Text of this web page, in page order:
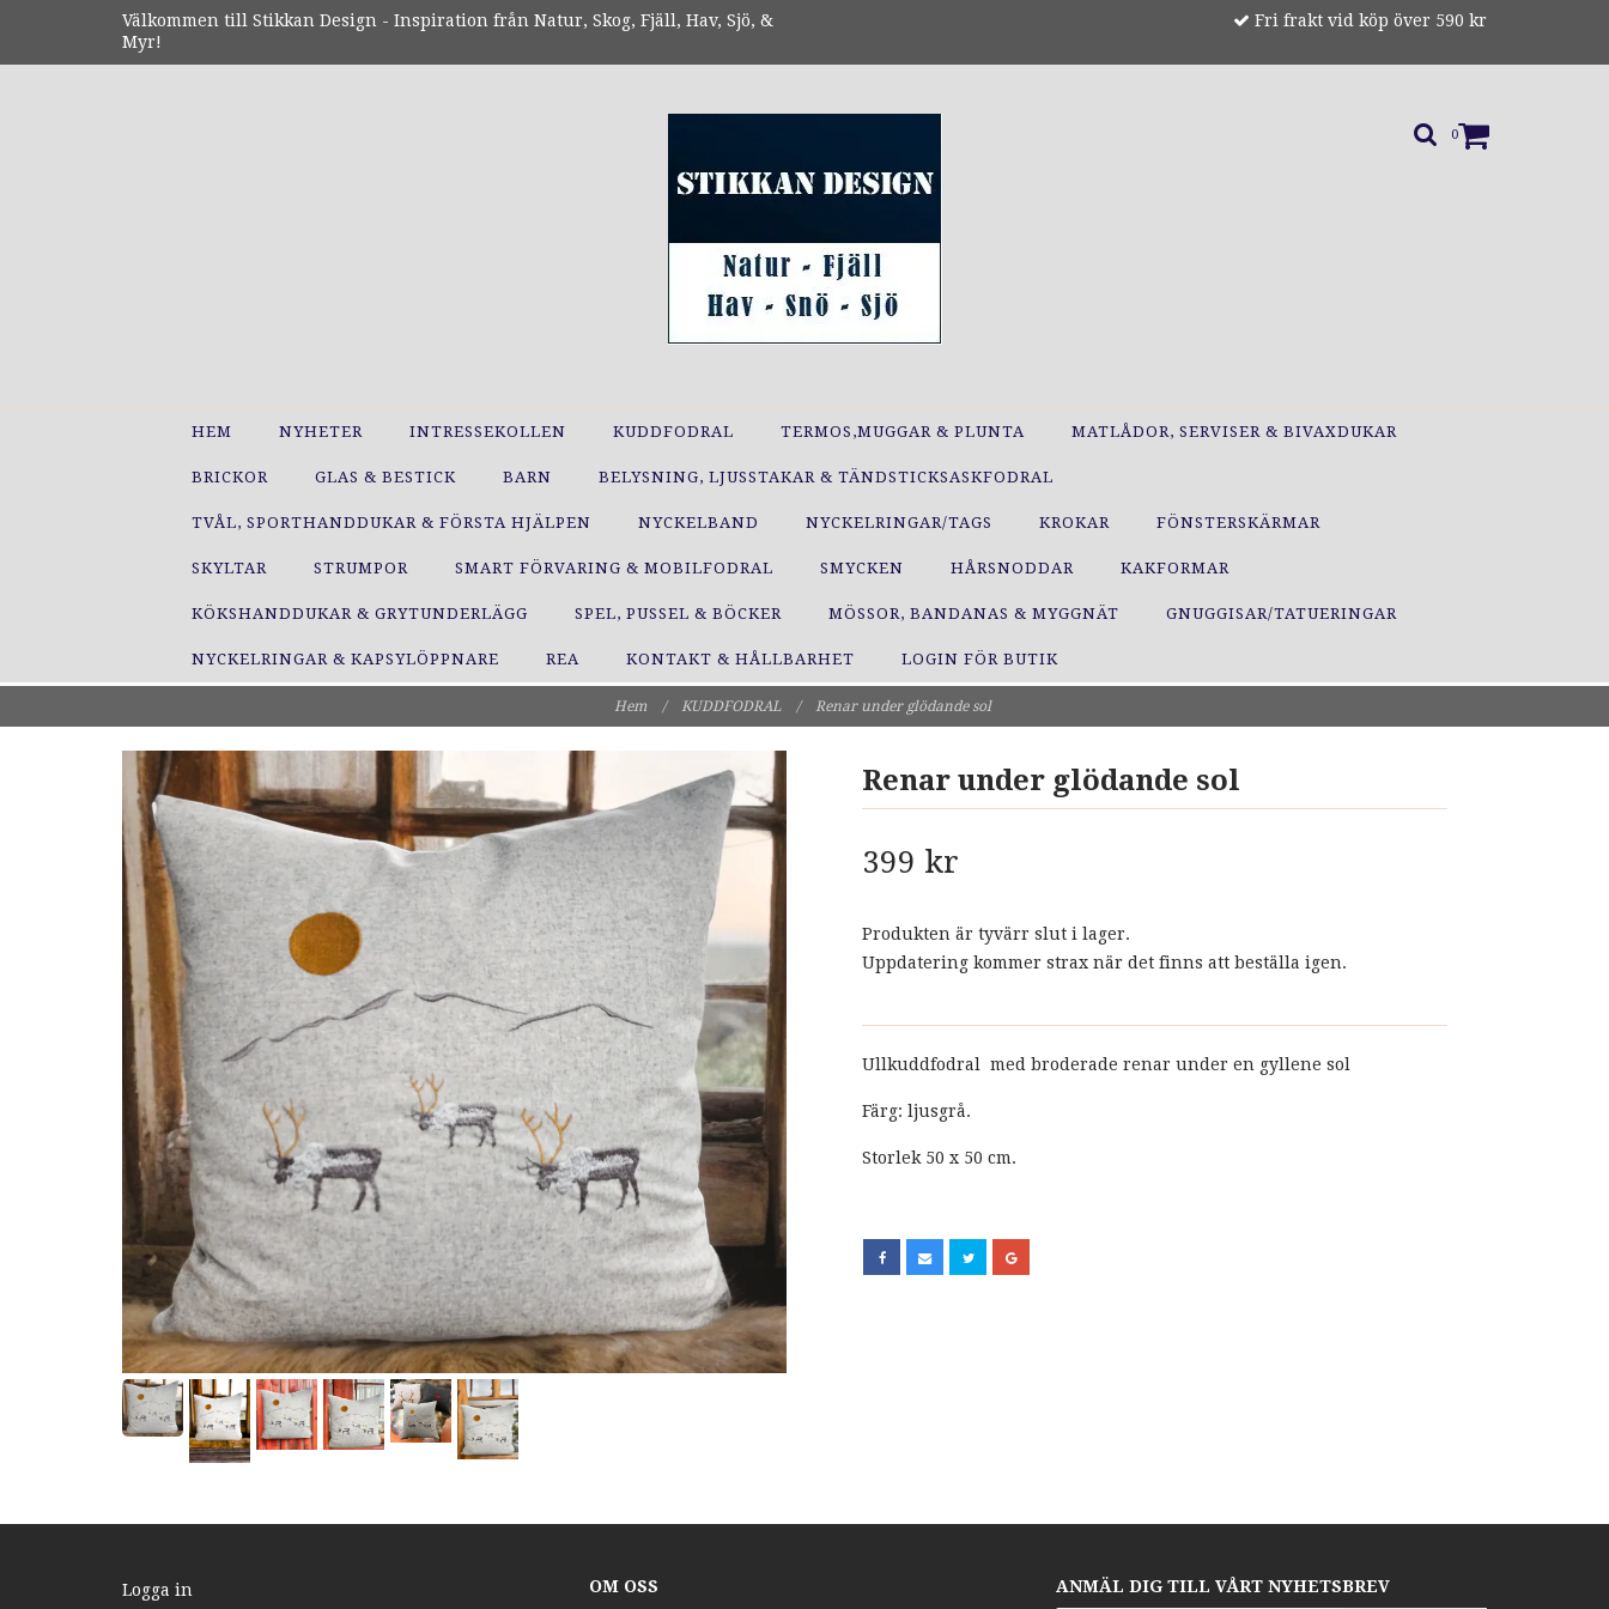
Välkommen till Stikkan Design - Inspiration från Natur, Skog, Fjäll, Hav, Sjö, &
Myr!
Fri frakt vid köp över 590 kr
0
HEM NYHETER INTRESSEKOLLEN KUDDFODRAL TERMOS,MUGGAR & PLUNTA MATLÅDOR, SERVISER & BIVAXDUKAR
BRICKOR GLAS & BESTICK BARN BELYSNING, LJUSSTAKAR & TÄNDSTICKSASKFODRAL
TVÅL, SPORTHANDDUKAR & FÖRSTA HJÄLPEN NYCKELBAND NYCKELRINGAR/TAGS KROKAR FÖNSTERSKÄRMAR
SKYLTAR STRUMPOR SMART FÖRVARING & MOBILFODRAL SMYCKEN HÅRSNODDAR KAKFORMAR
KÖKSHANDDUKAR & GRYTUNDERLÄGG SPEL, PUSSEL & BÖCKER MÖSSOR, BANDANAS & MYGGNÄT GNUGGISAR/TATUERINGAR
NYCKELRINGAR & KAPSYLÖPPNARE REA KONTAKT & HÅLLBARHET LOGIN FÖR BUTIK
Hem / KUDDFODRAL / Renar under glödande sol
Renar under glödande sol
399 kr
Produkten är tyvärr slut i lager.
Uppdatering kommer strax när det finns att beställa igen.
Ullkuddfodral med broderade renar under en gyllene sol
Färg: ljusgrå.
Storlek 50 x 50 cm.
Logga in
OM OSS
ANMÄL DIG TILL VÅRT NYHETSBREV